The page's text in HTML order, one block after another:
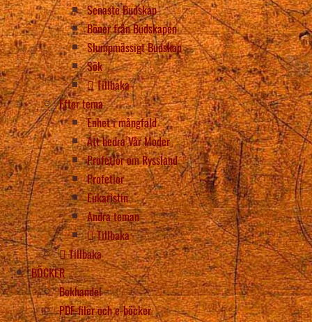
Senaste Budskap
Böner från Budskapen
Slumpmässigt Budskap
Sök
Tillbaka
Efter tema
Enhet i mångfald
Att hedra Vår Moder
Profetior om Ryssland
Profetior
Eukaristin
Andra teman
Tillbaka
Tillbaka
BÖCKER
Bokhandel
PDF-filer och e-böcker